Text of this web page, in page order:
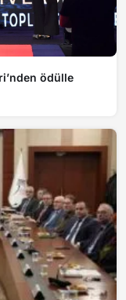
ödülle